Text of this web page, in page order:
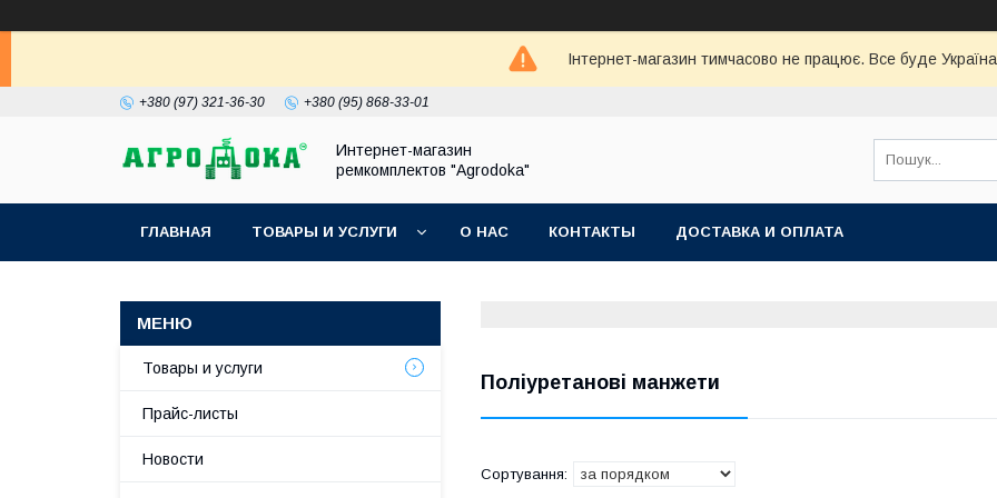
Інтернет-магазин тимчасово не працює. Все буде
+380 (97) 321-36-30 +380 (95) 868-33-01
Интернет-магазин
ремкомплектов "Agrodoka"
ГЛАВНАЯ ТОВАРЫ И УСЛУГИ О НАС КОНТАКТЫ ДОСТАВКА И ОПЛАТА
Поліуретанові манжети
Товары и услуги
Прайс-листы
Новости